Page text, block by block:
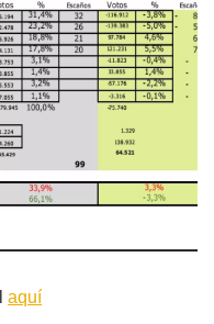
aquí